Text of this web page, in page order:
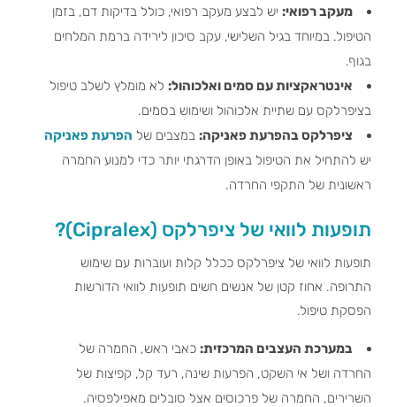
מעקב רפואי:יש לבצע מעקב רפואי, כולל בדיקות דם, בזמן
הטיפול. במיוחד בגיל השלישי, עקב סיכון לירידה ברמת המלחים
בגוף.
אינטראקציות עם סמים ואלכוהול:לא מומלץ לשלב טיפול
בציפרלקס עם שתיית אלכוהול ושימוש בסמים.
ציפרלקס בהפרעת פאניקה:במצבים של הפרעת פאניקה
יש להתחיל את הטיפול באופן הדרגתי יותר כדי למנוע החמרה
ראשונית של התקפי החרדה.
תופעות לוואי של ציפרלקס (Cipralex)?
תופעות לוואי של ציפרלקס ככלל קלות ועוברות עם שימוש
התרופה. אחוז קטן של אנשים חשים תופעות לוואי הדורשות
הפסקת טיפול.
במערכת העצבים המרכזית:כאבי ראש, החמרה של
החרדה ושל אי השקט, הפרעות שינה, רעד קל, קפיצות של
השרירים, החמרה של פרכוסים אצל סובלים מאפילפסיה.